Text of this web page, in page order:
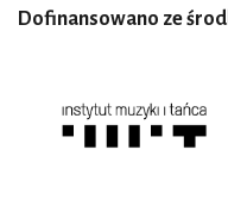
Dofinansowano ze